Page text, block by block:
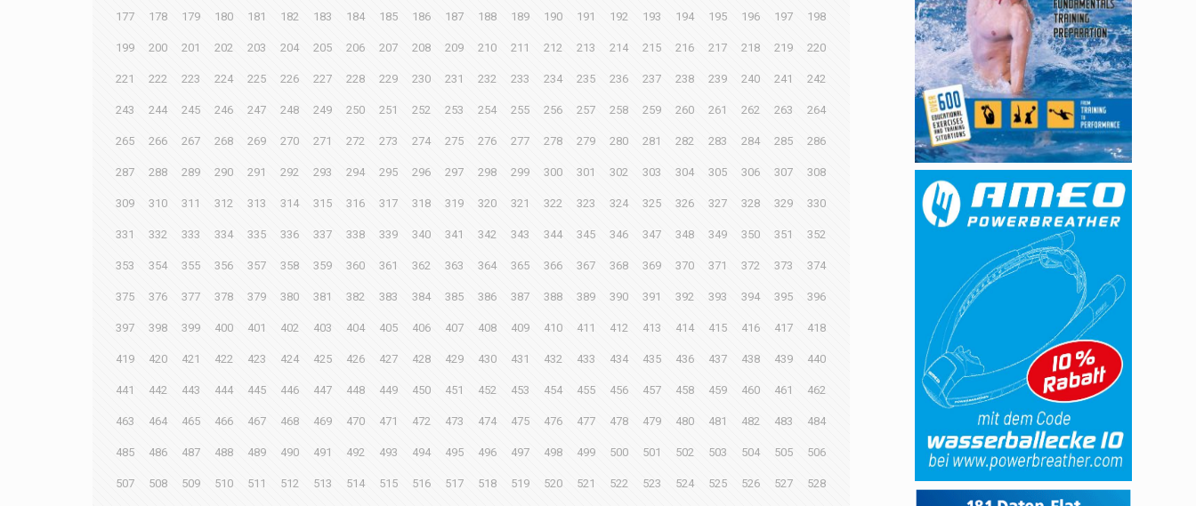
177 178 179 180 181 182 183 184 185 186 187 188 189 190 191 192 193 194 195 196 197 198
199 200 201 202 203 204 205 206 207 208 209 210 211 212 213 214 215 216 217 218 219 220
221 222 223 224 225 226 227 228 229 230 231 232 233 234 235 236 237 238 239 240 241 242
243 244 245 246 247 248 249 250 251 252 253 254 255 256 257 258 259 260 261 262 263 264
265 266 267 268 269 270 271 272 273 274 275 276 277 278 279 280 281 282 283 284 285 286
287 288 289 290 291 292 293 294 295 296 297 298 299 300 301 302 303 304 305 306 307 308
309 310 311 312 313 314 315 316 317 318 319 320 321 322 323 324 325 326 327 328 329 330
331 332 333 334 335 336 337 338 339 340 341 342 343 344 345 346 347 348 349 350 351 352
353 354 355 356 357 358 359 360 361 362 363 364 365 366 367 368 369 370 371 372 373 374
375 376 377 378 379 380 381 382 383 384 385 386 387 388 389 390 391 392 393 394 395 396
397 398 399 400 401 402 403 404 405 406 407 408 409 410 411 412 413 414 415 416 417 418
419 420 421 422 423 424 425 426 427 428 429 430 431 432 433 434 435 436 437 438 439 440
441 442 443 444 445 446 447 448 449 450 451 452 453 454 455 456 457 458 459 460 461 462
463 464 465 466 467 468 469 470 471 472 473 474 475 476 477 478 479 480 481 482 483 484
485 486 487 488 489 490 491 492 493 494 495 496 497 498 499 500 501 502 503 504 505 506
507 508 509 510 511 512 513 514 515 516 517 518 519 520 521 522 523 524 525 526 527 528